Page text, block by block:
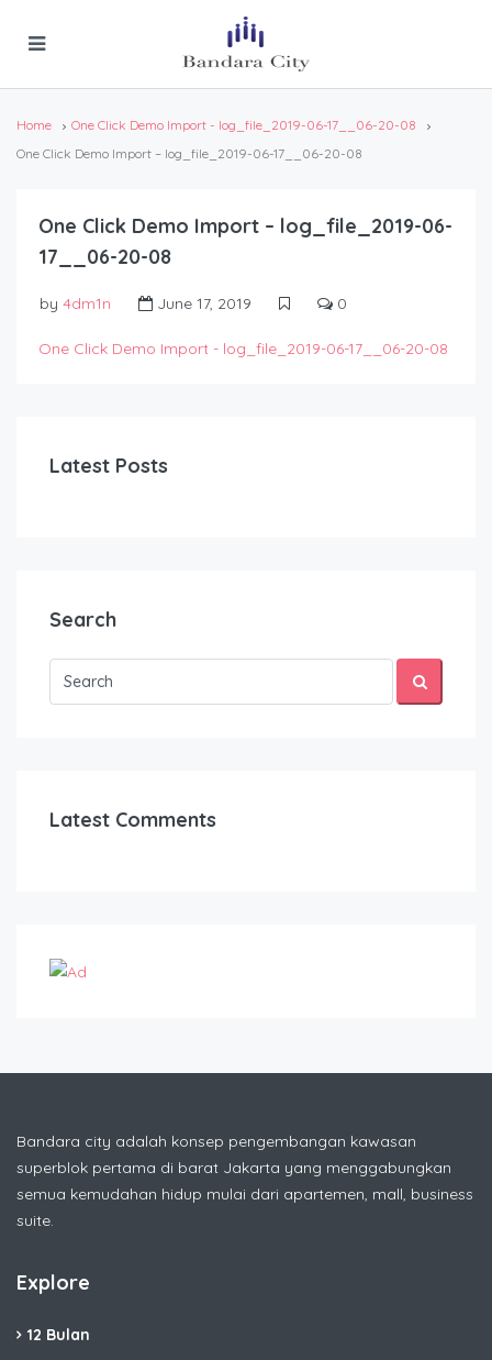
Home
One Click Demo Import - log_file_2019-06-17__06-20-08
One Click Demo Import – log_file_2019-06-17__06-20-08
One Click Demo Import – log_file_2019-06-
17__06-20-08
by 4dm1n June 17, 2019 0
One Click Demo Import - log_file_2019-06-17__06-20-08
Latest Posts
Search
Latest Comments
Bandara city adalah konsep pengembangan kawasan
superblok pertama di barat Jakarta yang menggabungkan
semua kemudahan hidup mulai dari apartemen, mall, business
suite.
Explore
12 Bulan